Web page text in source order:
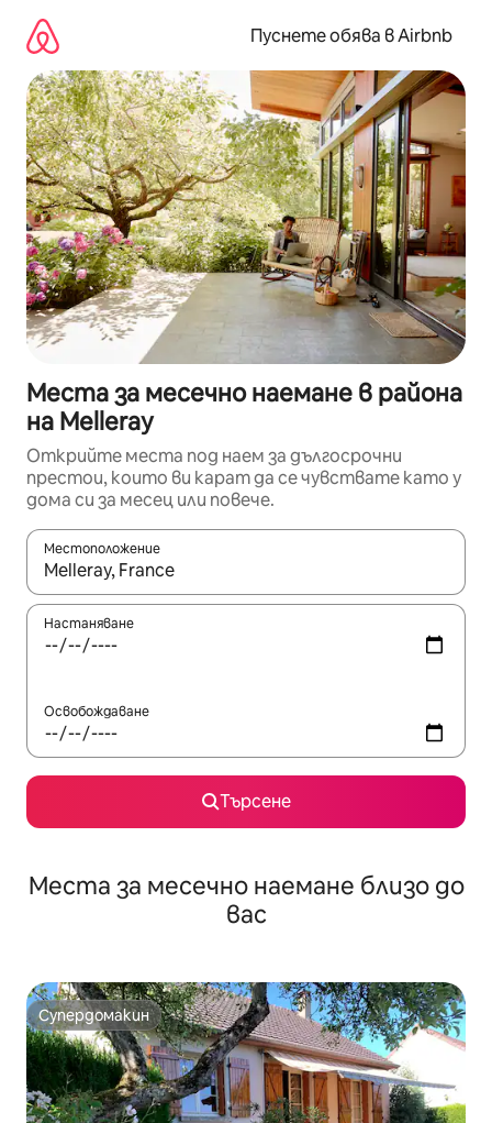
съдържанието
Пуснете обява в Airbnb
Места за месечно наемане в района
на Melleray
Открийте места под наем за дългосрочни
престои, които ви карат да се чувствате като у
дома си за месец или повече.
Местоположение
Когато резултатите се покажат, използвайте
Настаняване
Освобождаване
Търсене
Места за месечно наемане близо до
вас
Супердомакин
Супердомакин